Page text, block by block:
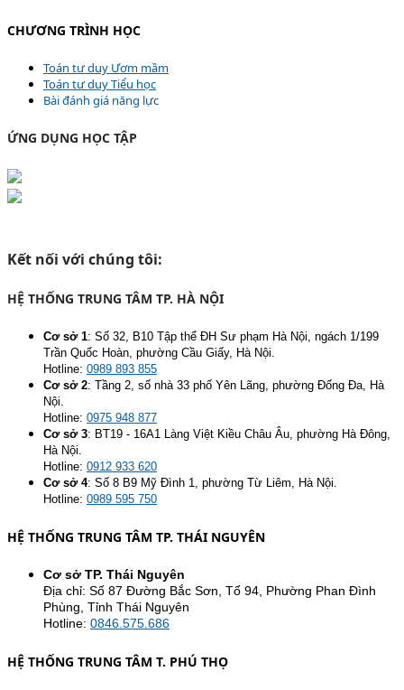
CHƯƠNG TRÌNH HỌC
Toán tư duy Ươm mầm
Toán tư duy Tiểu học
Bài đánh giá năng lực
ỨNG DỤNG HỌC TẬP
Kết nối với chúng tôi:
HỆ THỐNG TRUNG TÂM TP. HÀ NỘI
Cơ sở 1: Số 32, B10 Tập thể ĐH Sư phạm Hà Nội, ngách 1/199
Trần Quốc Hoàn, phường Cầu Giấy, Hà Nội.
Hotline: 0989 893 855
Cơ sở 2: Tầng 2, số nhà 33 phố Yên Lãng, phường Đống Đa, Hà
Nội.
Hotline: 0975 948 877
Cơ sở 3: BT19 - 16A1 Làng Việt Kiều Châu Âu, phường Hà Đông,
Hà Nội.
Hotline: 0912 933 620
Cơ sở 4: Số 8 B9 Mỹ Đình 1, phường Từ Liêm, Hà Nội.
Hotline: 0989 595 750
HỆ THỐNG TRUNG TÂM TP. THÁI NGUYÊN
Cơ sở TP. Thái Nguyên
Địa chỉ: Số 87 Đường Bắc Sơn, Tổ 94, Phường Phan Đình
Phùng, Tỉnh Thái Nguyên
Hotline: 0846.575.686
HỆ THỐNG TRUNG TÂM T. PHÚ THỌ